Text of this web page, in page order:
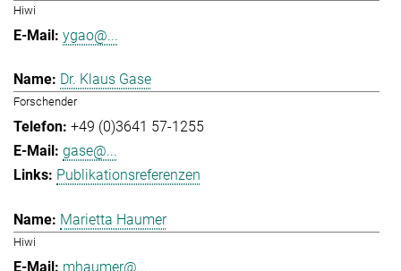
Hiwi
ygao@...
Dr. Klaus Gase
Forschender
+49 (0)3641 57-1255
gase@...
Publikationsreferenzen
Marietta Haumer
Hiwi
mhaumer@...